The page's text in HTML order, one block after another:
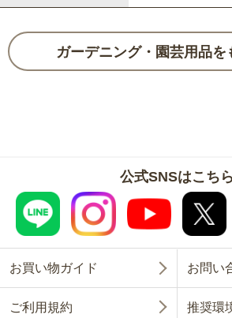
ガーデニング・園芸用品を
公式SNSはこちら
お買い物ガイド お問い
ご利用規約 推奨環